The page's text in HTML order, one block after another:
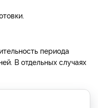
периода
В отдельных случаях